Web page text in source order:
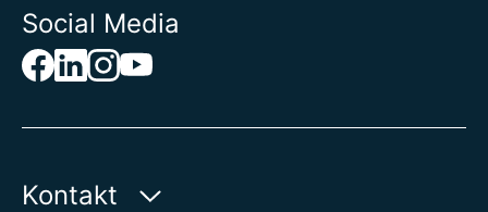
Social Media
Kontakt